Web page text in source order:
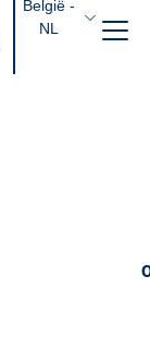
België -
NL